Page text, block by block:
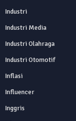
Industri
Industri Media
Industri Olahraga
Industri Otomotif
Inflasi
Influencer
Inggris